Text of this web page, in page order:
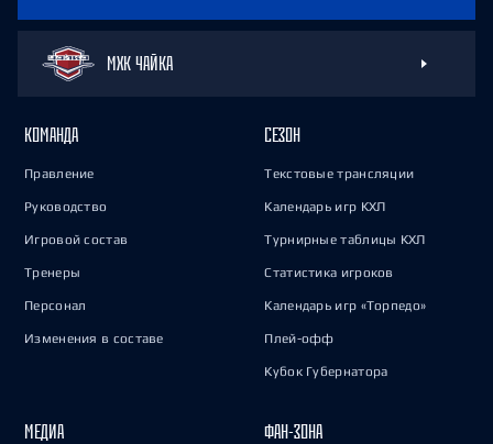
МХК ЧАЙКА
КОМАНДА
Правление
Руководство
Игровой состав
Тренеры
Персонал
Изменения в составе
СЕЗОН
Текстовые трансляции
Календарь игр КХЛ
Турнирные таблицы КХЛ
Статистика игроков
Календарь игр «Торпедо»
Плей-офф
Кубок Губернатора
МЕДИА ФАН-ЗОНА